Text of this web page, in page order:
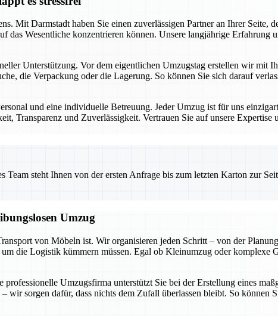
Mit Darmstadt haben Sie einen zuverlässigen Partner an Ihrer Seite,
Wesentliche konzentrieren können. Unsere langjährige Erfahrung
Unterstützung. Vor dem eigentlichen Umzugstag erstellen wir mit
die Verpackung oder die Lagerung. So können Sie sich darauf
und eine individuelle Betreuung. Jeder Umzug ist für uns
Transparenz und Zuverlässigkeit. Vertrauen Sie auf unsere Expertise
Team steht Ihnen von der ersten Anfrage bis zum letzten Karton zur
Umzug
von Möbeln ist. Wir organisieren jeden Schritt – von der
die Logistik kümmern müssen. Egal ob Kleinumzug oder komplexe
Umzugsfirma unterstützt Sie bei der Erstellung eines
sorgen dafür, dass nichts dem Zufall überlassen bleibt. So können